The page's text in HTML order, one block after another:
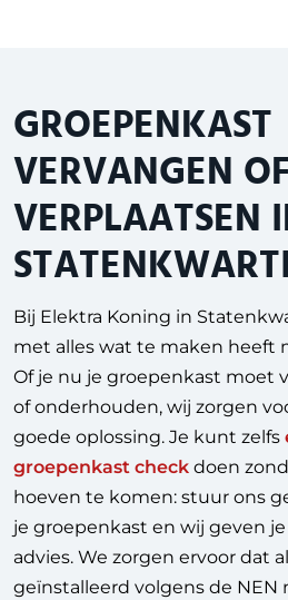
GROEPENKAST
VERVANGEN
VERPLAATSEN
Bij Elektra Koning in
met alles wat te maken heeft
Of je nu je groepenkast moet
of onderhouden, wij zorgen
goede oplossing. Je kunt zelfs
groepenkast check doen
hoeven te komen: stuur ons
je groepenkast en wij geven
advies. We zorgen ervoor dat
geïnstalleerd volgens de NEN